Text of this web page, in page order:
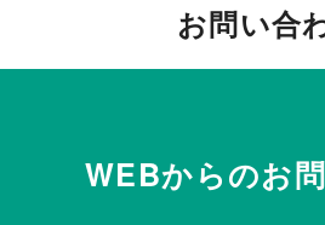
お問い合
WEBからのお